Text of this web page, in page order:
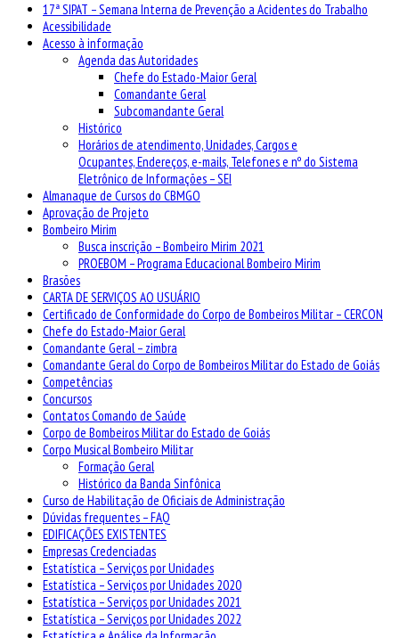
17ª SIPAT – Semana Interna de Prevenção a Acidentes do Trabalho
Acessibilidade
Acesso à informação
Agenda das Autoridades
Chefe do Estado-Maior Geral
Comandante Geral
Subcomandante Geral
Histórico
Horários de atendimento, Unidades, Cargos e
Ocupantes, Endereços, e-mails, Telefones e nº do Sistema
Eletrônico de Informações – SEI
Almanaque de Cursos do CBMGO
Aprovação de Projeto
Bombeiro Mirim
Busca inscrição – Bombeiro Mirim 2021
PROEBOM – Programa Educacional Bombeiro Mirim
Brasões
CARTA DE SERVIÇOS AO USUÁRIO
Certificado de Conformidade do Corpo de Bombeiros Militar – CERCON
Chefe do Estado-Maior Geral
Comandante Geral – zimbra
Comandante Geral do Corpo de Bombeiros Militar do Estado de Goiás
Competências
Concursos
Contatos Comando de Saúde
Corpo de Bombeiros Militar do Estado de Goiás
Corpo Musical Bombeiro Militar
Formação Geral
Histórico da Banda Sinfônica
Curso de Habilitação de Oficiais de Administração
Dúvidas frequentes – FAQ
EDIFICAÇÕES EXISTENTES
Empresas Credenciadas
Estatística – Serviços por Unidades
Estatística – Serviços por Unidades 2020
Estatística – Serviços por Unidades 2021
Estatística – Serviços por Unidades 2022